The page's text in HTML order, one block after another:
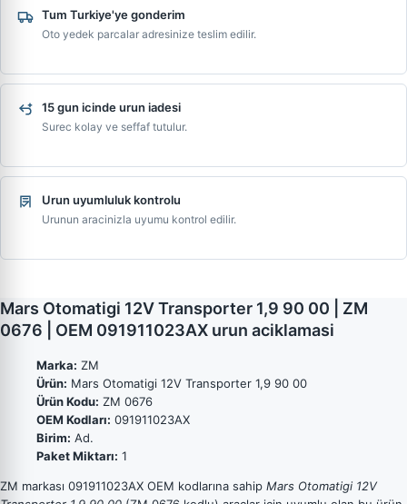
Tum Turkiye'ye gonderim
Oto yedek parcalar adresinize teslim edilir.
15 gun icinde urun iadesi
Surec kolay ve seffaf tutulur.
Urun uyumluluk kontrolu
Urunun aracinizla uyumu kontrol edilir.
Mars Otomatigi 12V Transporter 1,9 90 00 | ZM
0676 | OEM 091911023AX urun aciklamasi
Marka: ZM
Ürün: Mars Otomatigi 12V Transporter 1,9 90 00
Ürün Kodu: ZM 0676
OEM Kodları: 091911023AX
Birim: Ad.
Paket Miktarı: 1
ZM markası 091911023AX OEM kodlarına sahip Mars Otomatigi 12V